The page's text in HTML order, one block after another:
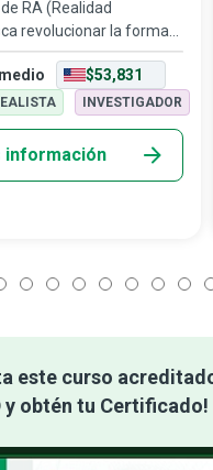
RA (Realidad
revolucionar la forma
se utiliza para trabajar,
en uno de los
importantes y desafian
$53,831
INVESTIGADOR
información
este curso
y obtén tu Certificado!